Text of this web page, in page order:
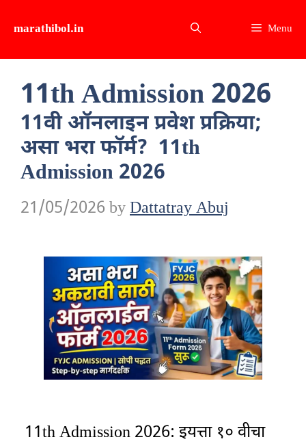
content
marathibol.in Menu
11th Admission 2026
11वी ऑनलाइन प्रवेश प्रक्रिया;
असा भरा फॉर्म? 11th
Admission 2026
21/05/2026 byDattatray Abuj
11th Admission 2026: इयत्ता १० वीचा